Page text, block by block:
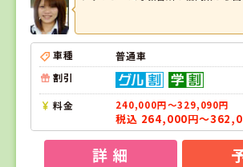
車種
普通車
割引
料金 240,000円～329,090円
税込 264,000円～
詳 細